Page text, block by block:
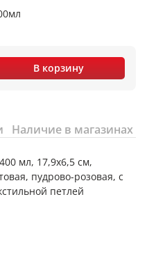
В корзину
Наличие в магазинах
мл, 17,9x6,5 см,
пудрово-розовая, с
петлей